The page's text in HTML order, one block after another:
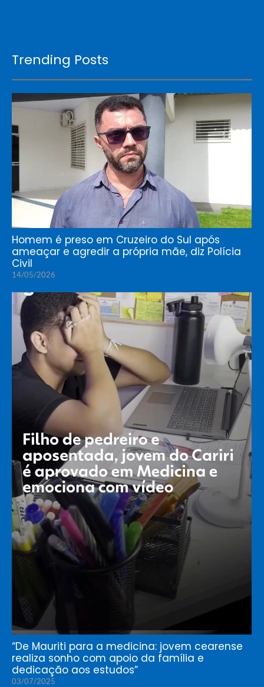
Trending Posts
Homem é preso em Cruzeiro do Sul após
ameaçar e agredir a própria mãe, diz Polícia
Civil
14/05/2026
“De Mauriti para a medicina: jovem cearense
realiza sonho com apoio da família e
dedicação aos estudos”
03/07/2025